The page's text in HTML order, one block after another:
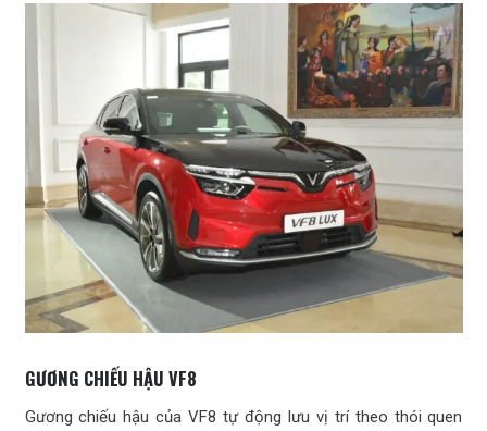
GƯƠNG CHIẾU HẬU VF8
Gương chiếu hậu của VF8 tự động lưu vị trí theo thói quen